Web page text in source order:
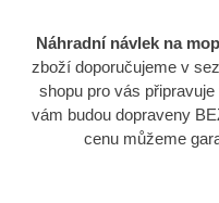
Náhradní návlek na
zboží doporučujeme v
shopu pro vás
vám budou dopraveny
cenu můžeme